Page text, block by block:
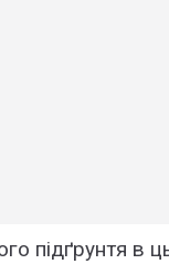
підґрунтя в